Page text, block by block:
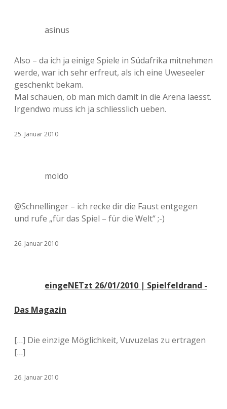
asinus
Also – da ich ja einige Spiele in Südafrika mitnehmen
werde, war ich sehr erfreut, als ich eine Uweseeler
geschenkt bekam.
Mal schauen, ob man mich damit in die Arena laesst.
Irgendwo muss ich ja schliesslich ueben.
25. Januar 2010
moldo
@Schnellinger – ich recke dir die Faust entgegen
und rufe „für das Spiel – für die Welt“ ;-)
26. Januar 2010
eingeNETzt 26/01/2010 | Spielfeldrand -
Das Magazin
[…] Die einzige Möglichkeit, Vuvuzelas zu ertragen
[…]
26. Januar 2010